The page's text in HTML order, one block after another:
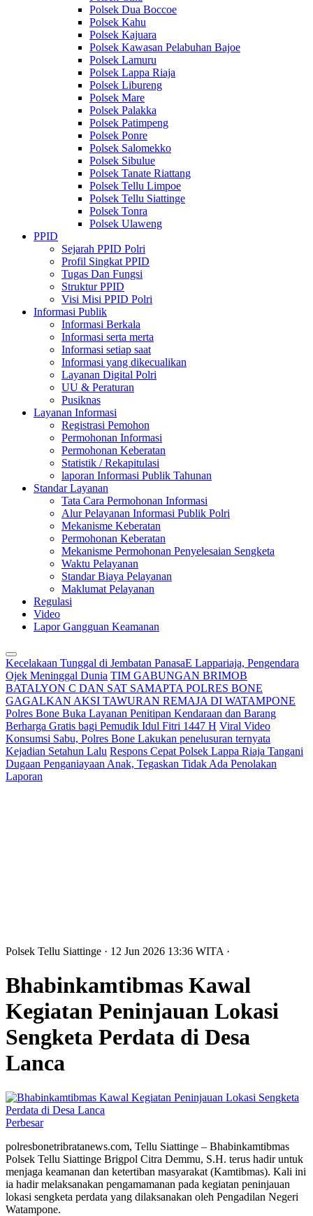
Polsek Dua Boccoe
Polsek Kahu
Polsek Kajuara
Polsek Kawasan Pelabuhan Bajoe
Polsek Lamuru
Polsek Lappa Riaja
Polsek Libureng
Polsek Mare
Polsek Palakka
Polsek Patimpeng
Polsek Ponre
Polsek Salomekko
Polsek Sibulue
Polsek Tanate Riattang
Polsek Tellu Limpoe
Polsek Tellu Siattinge
Polsek Tonra
Polsek Ulaweng
PPID
Sejarah PPID Polri
Profil Singkat PPID
Tugas Dan Fungsi
Struktur PPID
Visi Misi PPID Polri
Informasi Publik
Informasi Berkala
Informasi serta merta
Informasi setiap saat
Informasi yang dikecualikan
Layanan Digital Polri
UU & Peraturan
Pusiknas
Layanan Informasi
Registrasi Pemohon
Permohonan Informasi
Permohonan Keberatan
Statistik / Rekapitulasi
laporan Informasi Publik Tahunan
Standar Layanan
Tata Cara Permohonan Informasi
Alur Pelayanan Informasi Publik Polri
Mekanisme Keberatan
Permohonan Keberatan
Mekanisme Permohonan Penyelesaian Sengketa
Waktu Pelayanan
Standar Biaya Pelayanan
Maklumat Pelayanan
Regulasi
Video
Lapor Gangguan Keamanan
Kecelakaan Tunggal di Jembatan PanasaE Lappariaja, Pengendara
Ojek Meninggal Dunia TIM GABUNGAN BRIMOB
BATALYON C DAN SAT SAMAPTA POLRES BONE
GAGALKAN AKSI TAWURAN REMAJA DI WATAMPONE
Polres Bone Buka Layanan Penitipan Kendaraan dan Barang
Berharga Gratis bagi Pemudik Idul Fitri 1447 H Viral Video
Konsumsi Sabu, Polres Bone Lakukan penelusuran ternyata
Kejadian Setahun Lalu Respons Cepat Polsek Lappa Riaja Tangani
Dugaan Penganiayaan Anak, Tegaskan Tidak Ada Penolakan
Laporan
Polsek Tellu Siattinge · 12 Jun 2026 13:36 WITA ·
Bhabinkamtibmas Kawal
Kegiatan Peninjauan Lokasi
Sengketa Perdata di Desa
Lanca
Perbesar
polresbonetribratanews.com, Tellu Siattinge – Bhabinkamtibmas
Polsek Tellu Siattinge Brigpol Citra Demmu, S.H. terus hadir untuk
menjaga keamanan dan ketertiban masyarakat (Kamtibmas). Kali ini
ia hadir melaksanakan pengamamanan pada kegiatan peninjauan
lokasi sengketa perdata yang dilaksanakan oleh Pengadilan Negeri
Watampone.